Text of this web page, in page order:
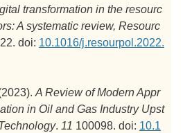
transformation in the resourc
A systematic review, Resourc
doi: 10.1016/j.resourpol.2022.
A Review of Modern Appr
in Oil and Gas Industry Upst
. 11 100098. doi: 10.1